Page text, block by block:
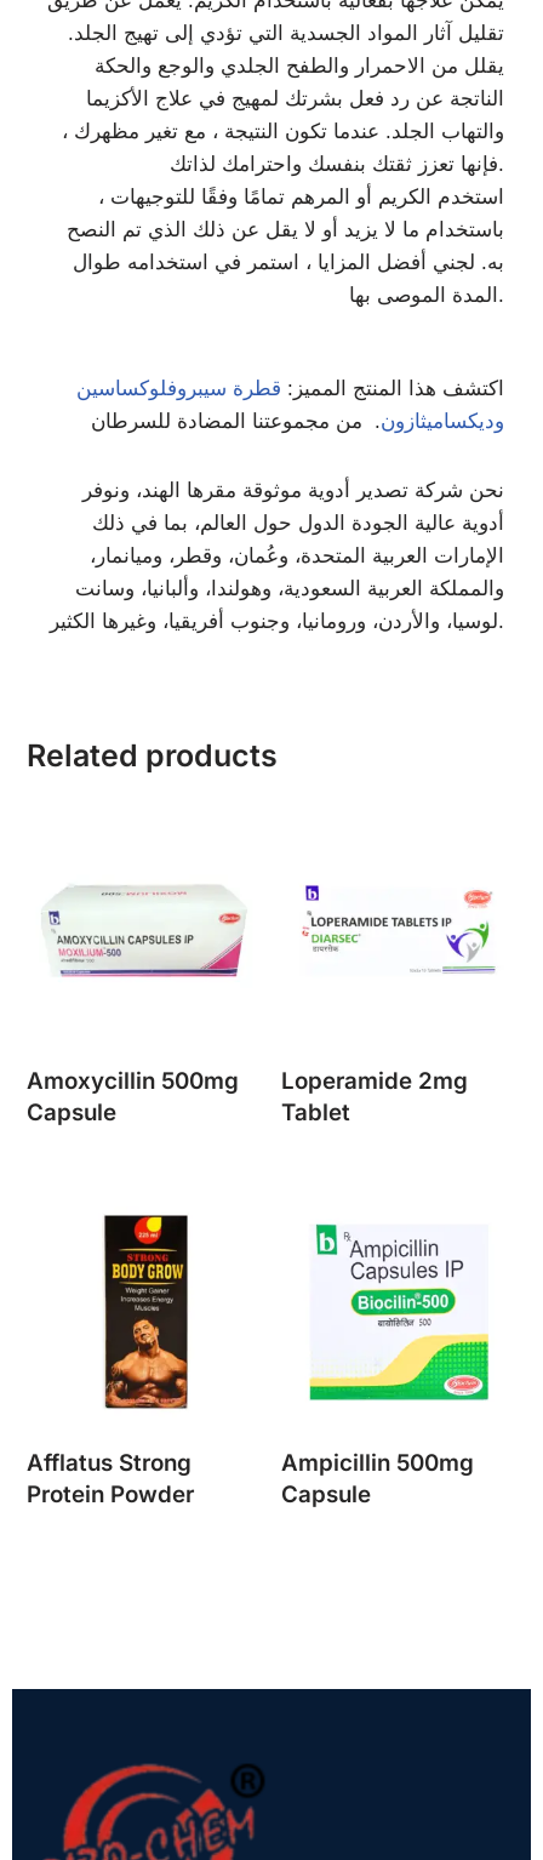
تقليل آثار المواد الجسدية التي تؤدي إلى تهيج الجلد.
يقلل من الاحمرار والطفح الجلدي والوجع والحكة
الناتجة عن رد فعل بشرتك لمهيج في علاج الأكزيما
والتهاب الجلد. عندما تكون النتيجة ، مع تغير مظهرك ،
فإنها تعزز ثقتك بنفسك واحترامك لذاتك.
استخدم الكريم أو المرهم تمامًا وفقًا للتوجيهات ،
باستخدام ما لا يزيد أو لا يقل عن ذلك الذي تم النصح
به. لجني أفضل المزايا ، استمر في استخدامه طوال
المدة الموصى بها.
اكتشف هذا المنتج المميز: قطرة سيبروفلوكساسين
وديكساميثازون. من مجموعتنا المضادة للسرطان
نحن شركة تصدير أدوية موثوقة مقرها الهند، ونوفر
أدوية عالية الجودة الدول حول العالم، بما في ذلك
الإمارات العربية المتحدة، وعُمان، وقطر، وميانمار،
والمملكة العربية السعودية، وهولندا، وألبانيا، وسانت
لوسيا، والأردن، ورومانيا، وجنوب أفريقيا، وغيرها الكثير.
Related products
Amoxycillin 500mg
Capsule
Loperamide 2mg
Tablet
Afflatus Strong
Protein Powder
Ampicillin 500mg
Capsule